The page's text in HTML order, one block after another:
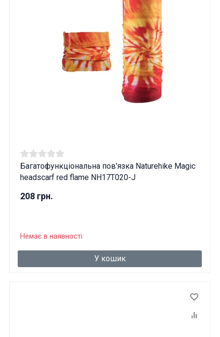
Багатофункціональна пов'язка Naturehike Magic
headscarf red flame NH17T020-J
208 грн.
Немає в наявності
У кошик